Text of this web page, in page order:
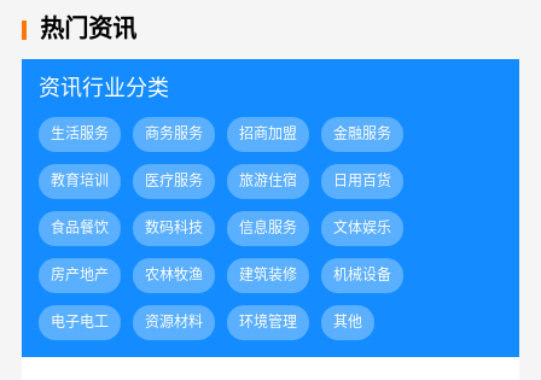
热门资讯
资讯行业分类
生活服务 商务服务 招商加盟 金融服务
教育培训 医疗服务 旅游住宿 日用百货
食品餐饮 数码科技 信息服务 文体娱乐
房产地产 农林牧渔 建筑装修 机械设备
电子电工 资源材料 环境管理 其他